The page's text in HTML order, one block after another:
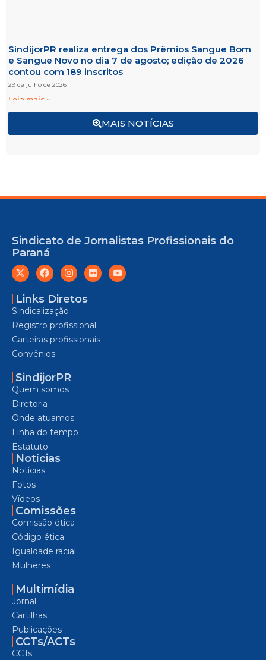
MAIS NOTÍCIAS
SindijorPR realiza entrega dos Prêmios Sangue Bom
e Sangue Novo no dia 7 de agosto; edição de 2026
contou com 189 inscritos
29 de julho de 2026
Leia mais »
Sindicato de Jornalistas Profissionais do
Paraná
Links Diretos
Sindicalização
Registro profissional
Carteiras profissionais
Convênios
SindijorPR
Quem somos
Diretoria
Onde atuamos
Linha do tempo
Estatuto
Notícias
Notícias
Fotos
Vídeos
Comissões
Comissão ética
Código ética
Igualdade racial
Mulheres
Multimídia
Jornal
Cartilhas
Publicações
CCTs/ACTs
CCTs